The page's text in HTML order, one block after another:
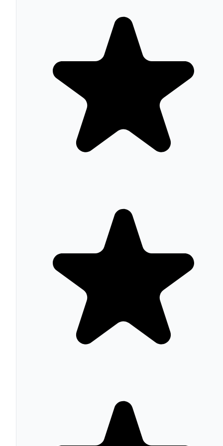
responsive por defecto — se adaptan automáticamente a
móvil, tablet y desktop sin configuración adicional.
La publicación es instantánea: tu sitio queda disponible
un subdominio .carrd.co gratis, o en tu dominio custom
con SSL automático vía Let's Encrypt si tienes un plan
No hay gestión de hosting, servidores ni dominios
complejos — Carrd se encarga de todo.
suscripción (integración con Mailchimp, Kit,
ActiveCampaign, HubSpot, Klaviyo, beehiiv y más),
widgets embebidos de terceros (Stripe, PayPal,
Typeform), código custom HTML/CSS/JavaScript,
Analytics y eliminación del branding "Made with Carrd".
Pro Plus permite hasta 25 sitios desde una sola cuenta.
Características Principales
Mailchimp, Kit, ActiveCampaign, HubSpot y
Embeds de terceros: Stripe, PayPal, Gumroad,